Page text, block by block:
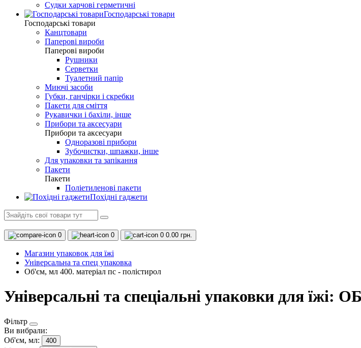
Судки харчові герметичні
Господарські товари
Господарські товари
Канцтовари
Паперові вироби
Паперові вироби
Рушники
Серветки
Туалетний папір
Миючі засоби
Губки, ганчірки і скребки
Пакети для сміття
Рукавички і бахіли, інше
Прибори та аксесуари
Прибори та аксесуари
Одноразові прибори
Зубочистки, шпажки, інше
Для упаковки та запікання
Пакети
Пакети
Поліетиленові пакети
Похідні гаджети
0 0 0 0.00 грн.
Магазин упаковок для їжі
Універсальна та спец упаковка
Об'єм, мл 400. матеріал пс - полістирол
Універсальні та спеціальні упаковки для
Фільтр
Ви вибрали:
Об'єм, мл:
400